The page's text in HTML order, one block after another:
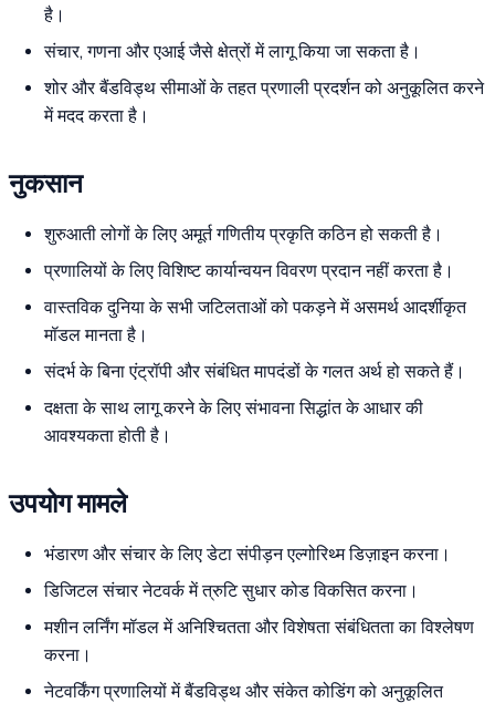
है।
संचार, गणना और एआई जैसे क्षेत्रों में लागू किया जा सकता है।
शोर और बैंडविड्थ सीमाओं के तहत प्रणाली प्रदर्शन को अनुकूलित करने
में मदद करता है।
नुकसान
शुरुआती लोगों के लिए अमूर्त गणितीय प्रकृति कठिन हो सकती है।
प्रणालियों के लिए विशिष्ट कार्यान्वयन विवरण प्रदान नहीं करता है।
वास्तविक दुनिया के सभी जटिलताओं को पकड़ने में असमर्थ आदर्शीकृत
मॉडल मानता है।
संदर्भ के बिना एंट्रॉपी और संबंधित मापदंडों के गलत अर्थ हो सकते हैं।
दक्षता के साथ लागू करने के लिए संभावना सिद्धांत के आधार की
आवश्यकता होती है।
उपयोग मामले
भंडारण और संचार के लिए डेटा संपीड़न एल्गोरिथ्म डिज़ाइन करना।
डिजिटल संचार नेटवर्क में त्रुटि सुधार कोड विकसित करना।
मशीन लर्निंग मॉडल में अनिश्चितता और विशेषता संबंधितता का विश्लेषण
करना।
नेटवर्किंग प्रणालियों में बैंडविड्थ और संकेत कोडिंग को अनुकूलित